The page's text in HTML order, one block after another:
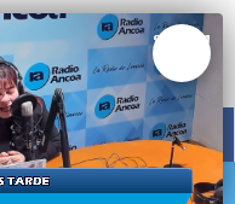
DEPORTES